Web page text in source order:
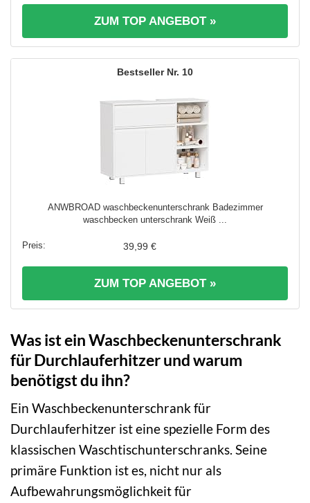
ZUM TOP ANGEBOT »
10
ANWBROAD waschbeckenunterschrank Badezimmer
waschbecken unterschrank Weiß ...
39,99 €
ZUM TOP ANGEBOT »
Was ist ein Waschbeckenunterschrank
für Durchlauferhitzer und warum
benötigst du ihn?
Ein Waschbeckenunterschrank für
Durchlauferhitzer ist eine spezielle Form des
klassischen Waschtischunterschranks. Seine
primäre Funktion ist es, nicht nur als
Aufbewahrungsmöglichkeit für